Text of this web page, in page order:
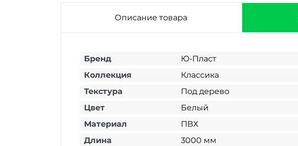
Описание товара
Бренд
Ю-Пласт
Коллекция
Классика
Текстура
Под дерево
Цвет
Белый
Материал
ПВХ
Длина
3000 мм